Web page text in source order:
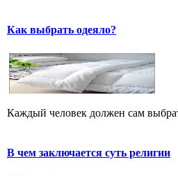
Как выбрать одеяло?
Каждый человек должен сам
В чем заключается суть религии